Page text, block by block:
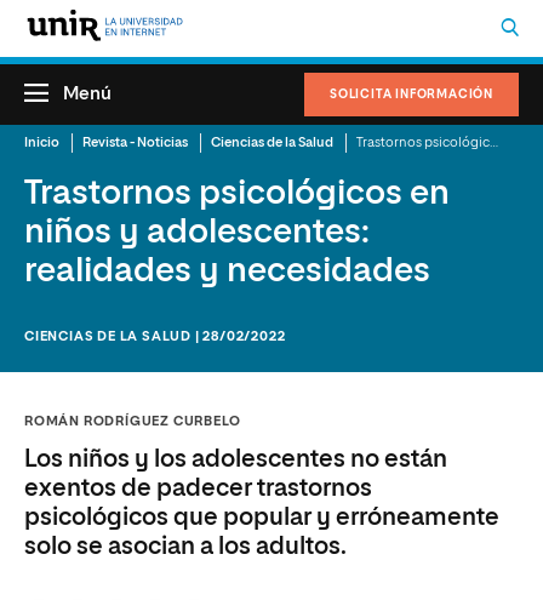
SOLICITA INFORMACIÓN
Menú
Inicio Revista - Noticias Ciencias de la Salud
Trastornos psicológicos en
niños y adolescentes:
realidades y necesidades
CIENCIAS DE LA SALUD | 28/02/2022
ROMÁN RODRÍGUEZ CURBELO
Los niños y los adolescentes no están
exentos de padecer trastornos
psicológicos que popular y erróneamente
solo se asocian a los adultos.